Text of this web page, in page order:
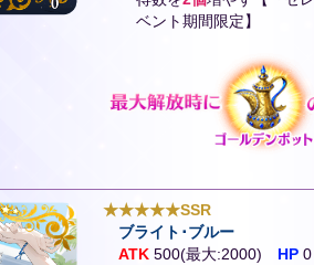
ベント期間限定】
★★★★★SSR
ブライト･ブルー
ATK 500(最大:2000) HP 0